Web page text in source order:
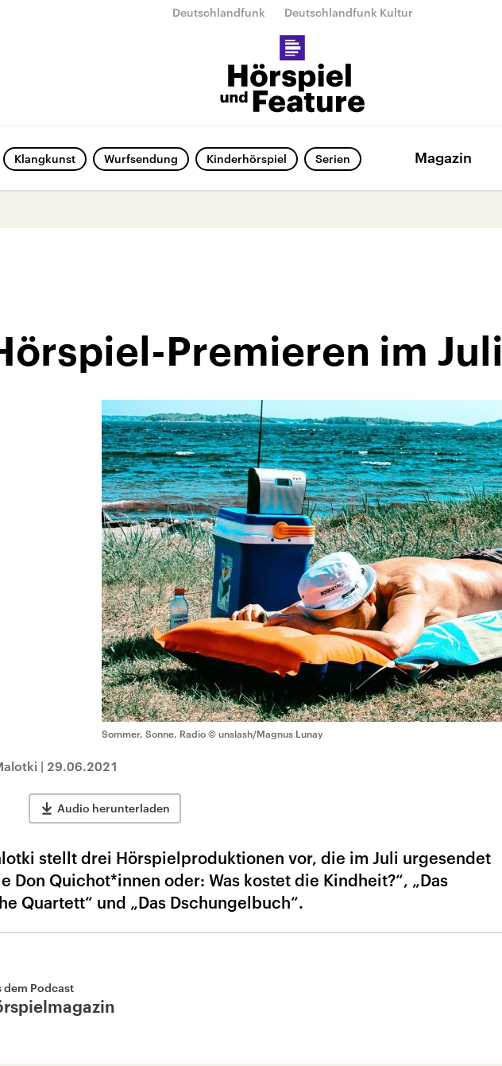
Deutschlandfunk Deutschlandfunk Kultur
Klangkunst Wurfsendung Kinderhörspiel Serien Magazin
Premieren im Juli
Sommer, Sonne, Radio © unslash/Magnus Lunay
| 29.06.2021
Audio herunterladen
stellt drei Hörspielproduktionen vor, die im Juli urgesendet
Don Quichot*innen oder: Was kostet die Kindheit?“, „Das
Quartett“ und „Das Dschungelbuch“.
dem Podcast